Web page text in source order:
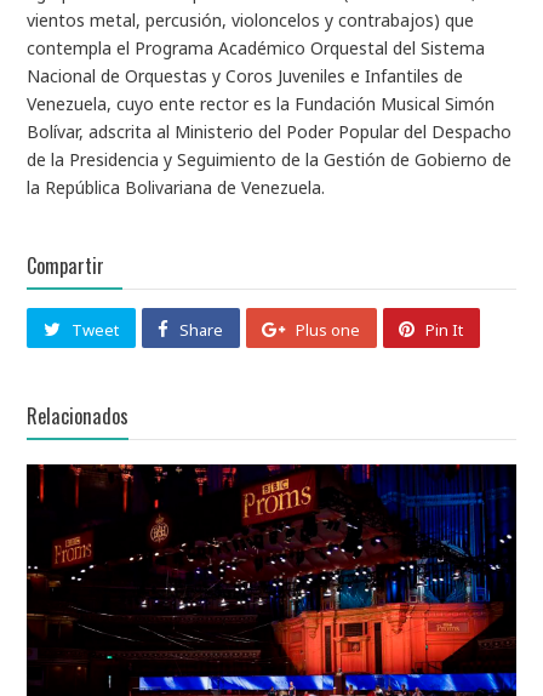
vientos metal, percusión, violoncelos y contrabajos) que
contempla el Programa Académico Orquestal del Sistema
Nacional de Orquestas y Coros Juveniles e Infantiles de
Venezuela, cuyo ente rector es la Fundación Musical Simón
Bolívar, adscrita al Ministerio del Poder Popular del Despacho
de la Presidencia y Seguimiento de la Gestión de Gobierno de
la República Bolivariana de Venezuela.
Compartir
Tweet Share Plus one Pin It
Relacionados